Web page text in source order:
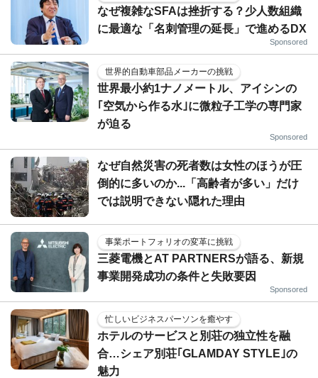
なぜ複雑なSFAは挫折する？少人数組織
に最適な「名刺管理の延長」で進めるDX
Sponsored
世界的自動車部品メーカーの挑戦
世界最小約1ナノメートル、アイシンの
｢空気から作る水｣に微粒子工学の専門家
が迫る
Sponsored
なぜ自然災害の死者数は女性のほうが圧
倒的に多いのか...「高齢者が多い」だけ
では説明できない隠れた理由
事業ポートフォリオの変革に挑戦
三菱電機とAT PARTNERSが語る、新規
事業開発成功の条件と失敗要因
Sponsored
忙しいビジネスパーソンを癒やす
ホテルのサービスと別荘の独立性を融
合…シェア別荘｢GLAMDAY STYLE｣の
魅力